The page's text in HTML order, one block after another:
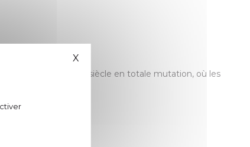
dans un XXe siècle en totale mutation, où les
X